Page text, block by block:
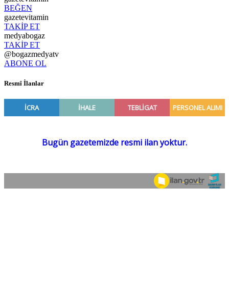
BEĞEN
gazetevitamin
TAKİP ET
medyabogaz
TAKİP ET
@bogazmedyatv
ABONE OL
Resmî İlanlar